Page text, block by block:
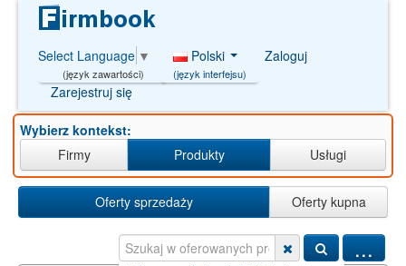
Select Language ▼
(język zawartości)
Polski
(język interfejsu)
Zaloguj
Zarejestruj się
Wybierz kontekst:
Firmy
Produkty Usługi
Oferty sprzedaży Oferty kupna
...